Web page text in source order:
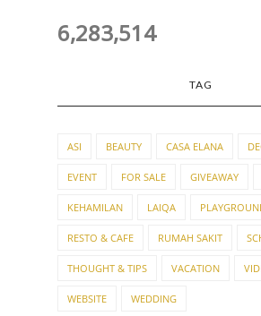
6,283,514
TAG
ASI BEAUTY CASA ELANA
EVENT FOR SALE GIVEAWAY
KEHAMILAN LAIQA
RESTO & CAFE RUMAH SAKIT
THOUGHT & TIPS VACATION
WEBSITE WEDDING